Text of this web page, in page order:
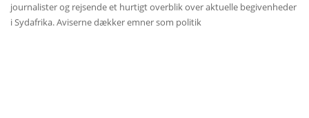
journalister og rejsende et hurtigt overblik over aktuelle begivenheder
i Sydafrika. Aviserne dækker emner som politik